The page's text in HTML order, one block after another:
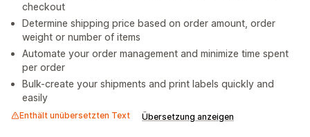
checkout
Determine shipping price based on order amount, order
weight or number of items
Automate your order management and minimize time spent
per order
Bulk-create your shipments and print labels quickly and
easily
Enthält unübersetzten Text Übersetzung anzeigen